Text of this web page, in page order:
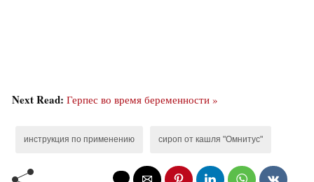
Next Read: Герпес во время беременности »
инструкция по применению сироп от кашля "Омнитус"